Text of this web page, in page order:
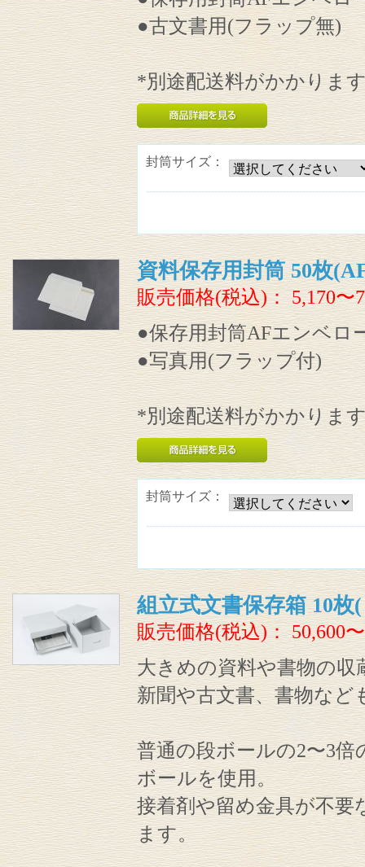
●古文書用(フラップ無)
*別途配送料がかかりま
封筒サイズ：
資料保存用封筒 50枚
販売価格(税込)：5,170〜
●保存用封筒AFエンベロ
●写真用(フラップ付)
*別途配送料がかかりま
封筒サイズ：
組立式文書保存箱 10枚
販売価格(税込)：50,600
大きめの資料や書物の収
新聞や古文書、書物など
普通の段ボールの2〜3
ボールを使用。
接着剤や留め金具が不要
ます。